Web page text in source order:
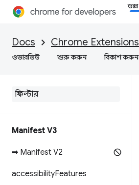
ডক্স
Docs Chrome Extensions
ওভারভিউ শুরু করুন বিকাশ করুন
Manifest V3
➡ Manifest V2
accessibilityFeatures